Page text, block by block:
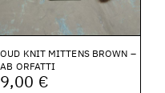
KNIT MITTENS BROWN –
ORFATTI
€